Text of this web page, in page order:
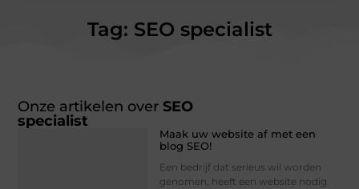
Tag: SEO specialist
Onze artikelen overSEO
specialist
Maak uw website af met een
blog SEO!
Een bedrijf dat serieus wil worden
genomen, heeft een website nodig.